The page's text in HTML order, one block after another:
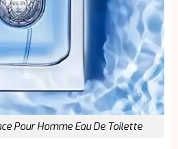
Pour Homme Eau De Toilette